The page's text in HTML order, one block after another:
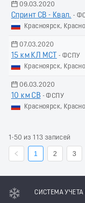
09.03.2020
Спринт СВ - Квал. -
Красноярск,
07.03.2020
15 км КЛ МСТ
- ФСПУ
Красноярск,
06.03.2020
10 км СВ - ФСПУ
Красноярск,
1-50 из 113 записей
1 2 3
СИСТЕМА